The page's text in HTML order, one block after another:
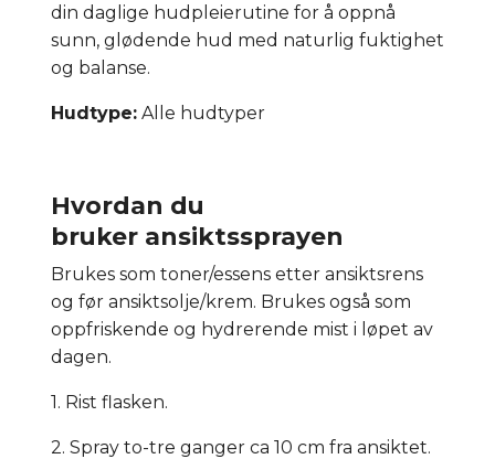
din daglige hudpleierutine for å oppnå
sunn, glødende hud med naturlig fuktighet
og balanse.
Hudtype: Alle hudtyper
Hvordan du
bruker ansiktssprayen
Brukes som toner/essens etter ansiktsrens
og før ansiktsolje/krem. Brukes også som
oppfriskende og hydrerende mist i løpet av
dagen.
1. Rist flasken.
2. Spray to-tre ganger ca 10 cm fra ansiktet.